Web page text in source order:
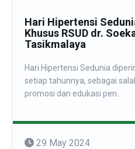
Hari Hipertensi
Khusus RSUD dr.
Tasikmalaya
Hari Hipertensi Sedunia
setiap tahunnya, sebagai
promosi dan edukasi pen...
29 May 2024